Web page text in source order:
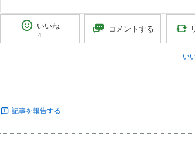
いいね
4
コメントする
い
記事を報告する